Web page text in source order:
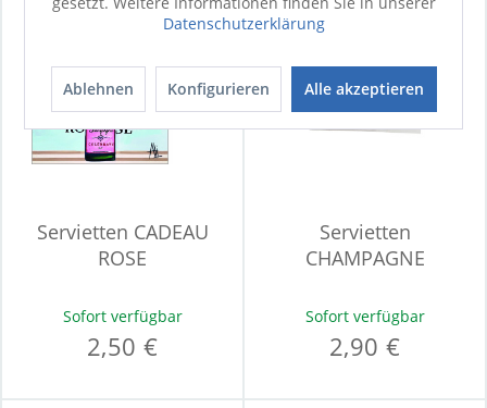
Servietten CADEAU
ROSE
Sofort verfügbar
2,50 €
Servietten
CHAMPAGNE
Sofort verfügbar
2,90 €
Datenschutzerklärung
Ablehnen Konfigurieren Alle akzeptieren